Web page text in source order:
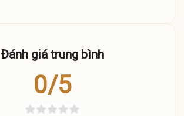
Đánh giá trung bình
0/5